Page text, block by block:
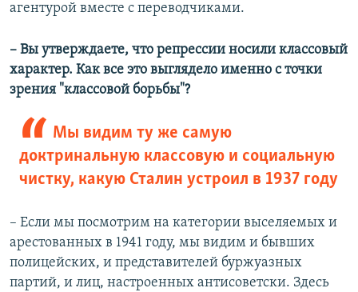
агентурой вместе с переводчиками.
– Вы утверждаете, что репрессии носили классовый
характер. Как все это выглядело именно с точки
зрения "классовой борьбы"?
Мы видим ту же самую
доктринальную классовую и социальную
чистку, какую Сталин устроил в 1937 году
– Если мы посмотрим на категории выселяемых и
арестованных в 1941 году, мы видим и бывших
полицейских, и представителей буржуазных
партий, и лиц, настроенных антисоветски. Здесь